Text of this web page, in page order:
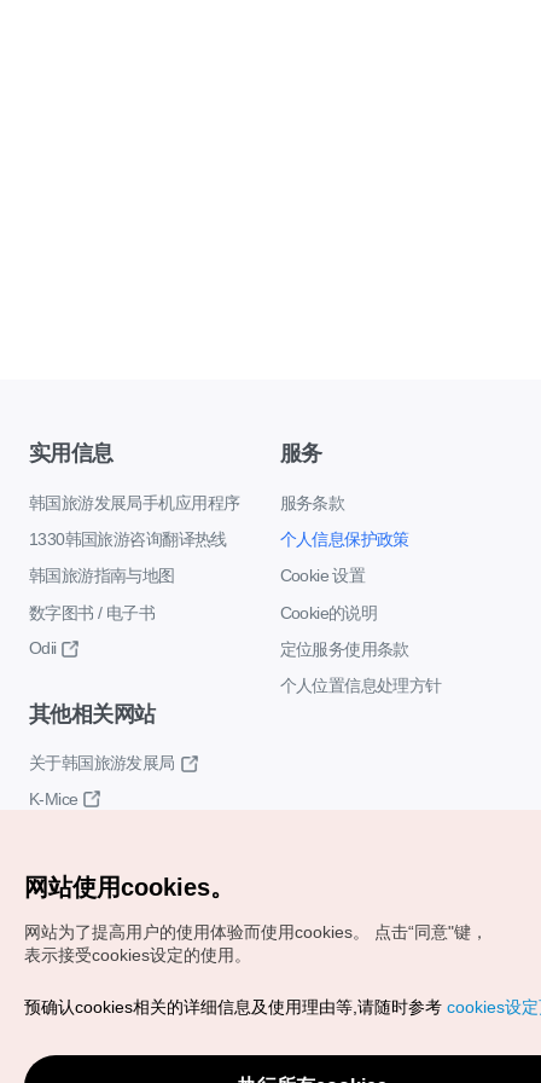
实用信息
韩国旅游发展局手机应用程序
1330韩国旅游咨询翻译热线
韩国旅游指南与地图
数字图书 / 电子书
Odii
服务
服务条款
个人信息保护政策
Cookie 设置
Cookie的说明
定位服务使用条款
个人位置信息处理方针
其他相关网站
关于韩国旅游发展局
K-Mice
Copyrights (c) 韩国旅游发展局版权所有
VISITKOREA官方邮箱
chnsim@knto.or.kr
网站使用cookies。
网站为了提高用户的使用体验而使用cookies。
点击“同意"键，
表示接受cookies设定的使用。
预确认cookies相关的详细信息及使用理由等,请随时参考 cookies设